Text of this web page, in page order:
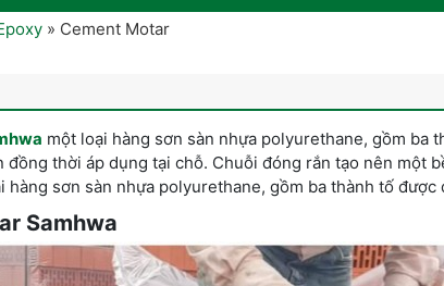
» Cement Motar
một loại hàng sơn sàn nhựa polyurethane, gồm ba
thời áp dụng tại chỗ. Chuỗi đóng rắn tạo nên một
hàng sơn sàn nhựa polyurethane, gồm ba thành tố
Samhwa